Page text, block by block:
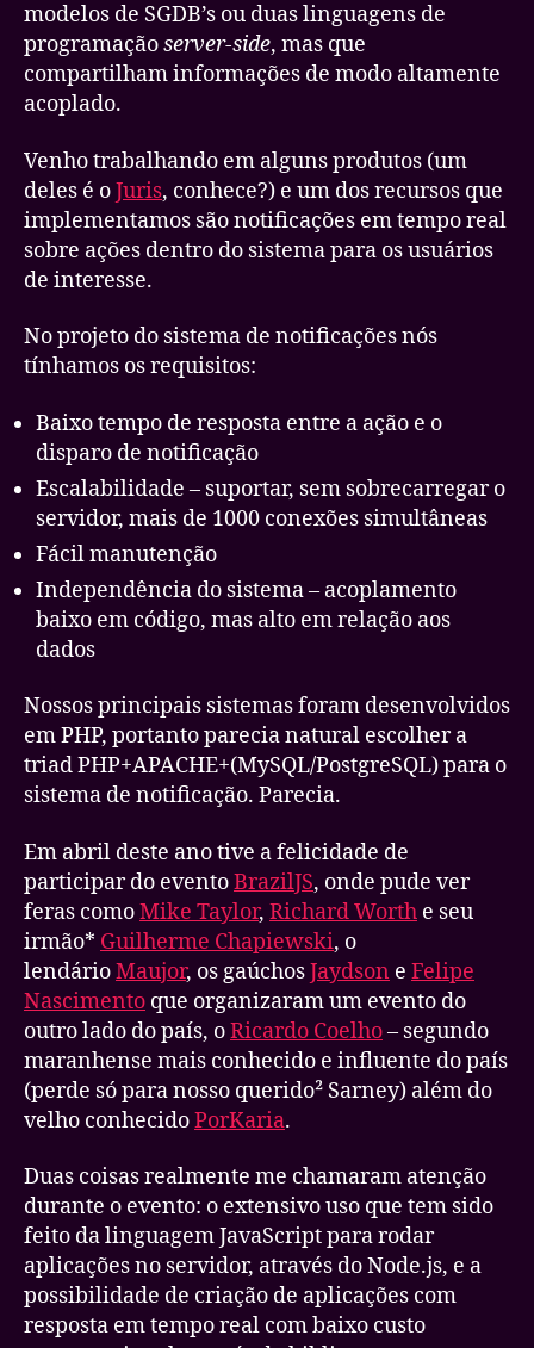
modelos de SGDB’s ou duas linguagens de
programaçãoserver-side, mas que
compartilham informações de modo altamente
acoplado.
Venho trabalhando em alguns produtos (um
deles é oJuris, conhece?) e um dos recursos que
implementamos são notificações em tempo real
sobre ações dentro do sistema para os usuários
de interesse.
No projeto do sistema de notificações nós
tínhamos os requisitos:
Baixo tempo de resposta entre a ação e o
disparo de notificação
Escalabilidade – suportar, sem sobrecarregar o
servidor, mais de 1000 conexões simultâneas
Fácil manutenção
Independência do sistema – acoplamento
baixo em código, mas alto em relação aos
dados
Nossos principais sistemas foram desenvolvidos
em PHP, portanto parecia natural escolher a
triad PHP+APACHE+(MySQL/PostgreSQL) para o
sistema de notificação. Parecia.
Em abril deste ano tive a felicidade de
participar do eventoBrazilJS, onde pude ver
feras comoMike Taylor, Richard Worth e seu
irmão* Guilherme Chapiewski, o
lendárioMaujor, os gaúchosJaydson e Felipe
Nascimento que organizaram um evento do
outro lado do país, oRicardo Coelho– segundo
maranhense mais conhecido e influente do país
(perde só para nosso querido² Sarney) além do
velho conhecidoPorKaria.
Duas coisas realmente me chamaram atenção
durante o evento: o extensivo uso que tem sido
feito da linguagem JavaScript para rodar
aplicações no servidor, através do Node.js, e a
possibilidade de criação de aplicações com
resposta em tempo real com baixo custo